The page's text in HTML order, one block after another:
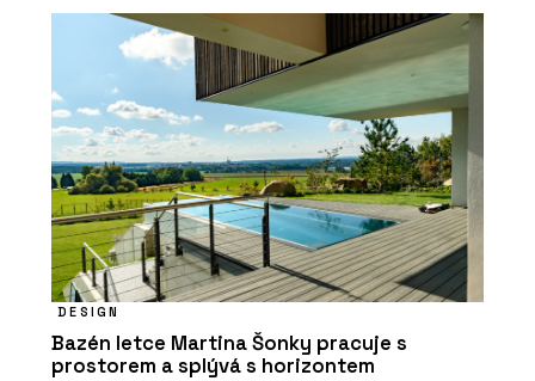
DESIGN
Bazén letce Martina Šonky pracuje s
prostorem a splývá s horizontem